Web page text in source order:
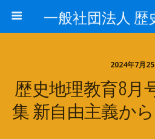
2024年7月
歴史地理教育8月
集 新自由主義か